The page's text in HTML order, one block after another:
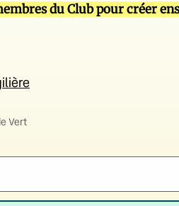
du Club pour créer
Vert